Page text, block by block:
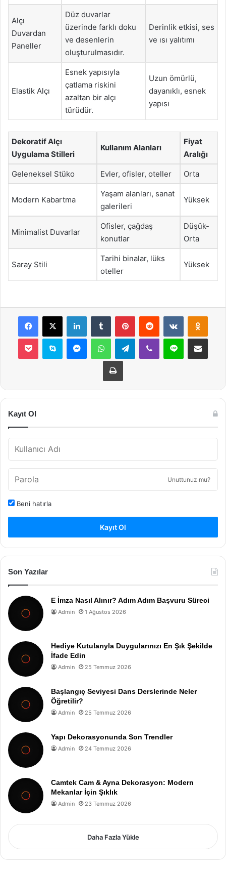
Alçı
Duvardan
Paneller
Düz duvarlar
üzerinde farklı doku
ve desenlerin
oluşturulmasıdır.
Derinlik etkisi, ses
ve ısı yalıtımı
Elastik Alçı
Esnek yapısıyla
çatlama riskini
azaltan bir alçı
türüdür.
Uzun ömürlü,
dayanıklı, esnek
yapısı
Dekoratif Alçı
Uygulama Stilleri
Kullanım Alanları
Fiyat
Aralığı
Geleneksel Stüko Evler, ofisler, oteller Orta
Modern Kabartma
Yaşam alanları, sanat
galerileri
Yüksek
Minimalist Duvarlar
Ofisler, çağdaş
konutlar
Düşük-
Orta
Saray Stili
Tarihi binalar, lüks
oteller
Yüksek
Facebook
X LinkedInTumblr PinterestReddit VKontakte
Pocket Skype MessengerWhatsAppTelegramViber Line E-Posta ile
Yazdır
Kayıt Ol
Unuttunuz mu?
Beni hatırla
Kayıt Ol
Son Yazılar
E İmza Nasıl Alınır? Adım Adım Başvuru Süreci
Admin 1 Ağustos 2026
Hediye Kutularıyla Duygularınızı En Şık Şekilde
İfade Edin
Admin 25 Temmuz 2026
Başlangıç Seviyesi Dans Derslerinde Neler
Öğretilir?
Admin 25 Temmuz 2026
Yapı Dekorasyonunda Son Trendler
Admin 24 Temmuz 2026
Camtek Cam & Ayna Dekorasyon: Modern
Mekanlar İçin Şıklık
Admin 23 Temmuz 2026
Daha Fazla Yükle